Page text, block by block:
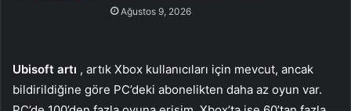
Ağustos 9, 2026
Ubisoft artı , artık Xbox kullanıcıları için mevcut, ancak
bildirildiğine göre PC’deki abonelikten daha az oyun var.